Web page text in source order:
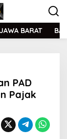
JAWA BARAT
PAD
Pajak